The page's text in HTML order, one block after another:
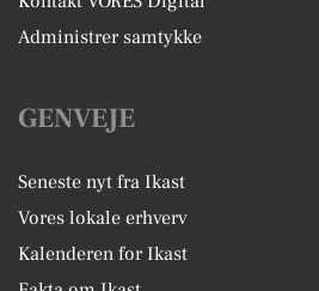
Administrer samtykke
GENVEJE
Seneste nyt fra Ikast
Vores lokale erhverv
Kalenderen for Ikast